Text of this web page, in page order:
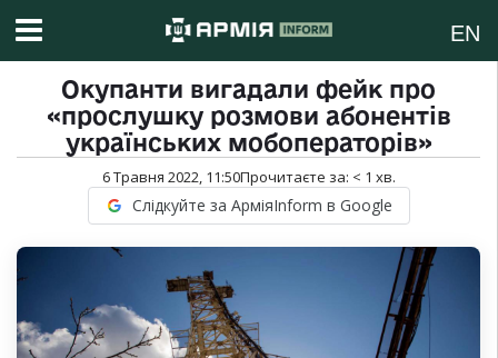
EN
Окупанти вигадали фейк про
«прослушку розмови абонентів
українських мобоператорів»
6 Травня 2022, 11:50Прочитаєте за: < 1 хв.
Слідкуйте за АрміяInform в Google